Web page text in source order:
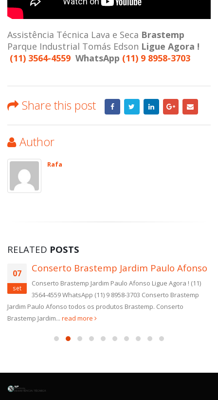
Assistência Técnica Lava e Seca Brastemp
Parque Industrial Tomás Edson Ligue Agora !
(11) 3564-4559 WhatsApp (11) 9 8958-3703
Share this post
Author
Rafa
RELATED POSTS
07
set
Conserto Brastemp Jardim Paulo Afonso
Conserto Brastemp Jardim Paulo Afonso Ligue Agora ! (11)
3564-4559 WhatsApp (11) 9 8958-3703 Conserto Brastemp
Jardim Paulo Afonso todos os produtos Brastemp. Conserto
Brastemp Jardim... read more